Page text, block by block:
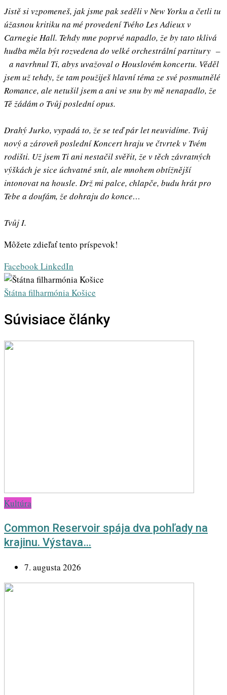
Jistě si vzpomeneš, jak jsme pak seděli v New Yorku a četli tu
úžasnou kritiku na mé provedení Tvého Les Adieux v
Carnegie Hall. Tehdy mne poprvé napadlo, že by tato tklivá
hudba měla být rozvedena do velké orchestrální partitury –
a navrhnul Ti, abys uvažoval o Houslovém koncertu. Věděl
jsem už tehdy, že tam použiješ hlavní téma ze své posmutnělé
Romance, ale netušil jsem a ani ve snu by mě nenapadlo, že
Tě žádám o Tvůj poslední opus.
Drahý Jurko, vypadá to, že se teď pár let neuvidíme. Tvůj
nový a zároveň poslední Koncert hraju ve čtvrtek v Tvém
rodišti. Už jsem Ti ani nestačil svěřit, že v těch závratných
výškách je sice úchvatné snít, ale mnohem obtížnější
intonovat na housle. Drž mi palce, chlapče, budu hrát pro
Tebe a doufám, že dohraju do konce…
Tvůj I.
Môžete zdieľať tento príspevok!
FacebookLinkedIn
via
Email
Štátna filharmónia Košice
Súvisiace články
Kultúra
Common Reservoir spája dva pohľady na
krajinu. Výstava…
7. augusta 2026